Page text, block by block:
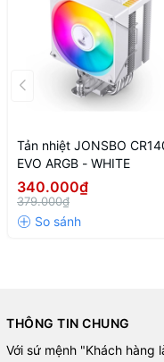
Tản nhiệt JONSBO
EVO ARGB - WHITE
340.000₫
379.000₫
THÔNG TIN CHUNG
Với sứ mệnh "Khách hàng